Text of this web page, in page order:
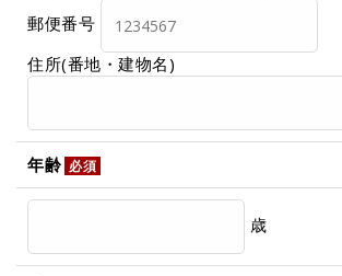
郵便番号
住所(番地・建物名)
年齢 必須
歳